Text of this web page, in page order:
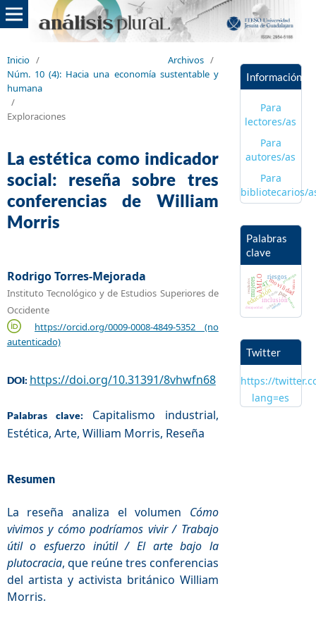
Inicio / Archivos /
Núm. 10 (4): Hacia una economía sustentable y
humana
/
Exploraciones
La estética como indicador
social: reseña sobre tres
conferencias de William
Morris
Rodrigo Torres-Mejorada
Instituto Tecnológico y de Estudios Superiores de
Occidente
https://orcid.org/0009-0008-4849-5352 (no
autenticado)
DOI: https://doi.org/10.31391/8vhwfn68
Palabras clave: Capitalismo industrial,
Estética, Arte, William Morris, Reseña
Resumen
La reseña analiza el volumen Cómo
vivimos y cómo podríamos vivir / Trabajo
útil o esfuerzo inútil / El arte bajo la
plutocracia, que reúne tres conferencias
del artista y activista británico William
Morris.
Información
Para
lectores/as
Para
autores/as
Para
bibliotecarios/
Palabras
clave
educacióninclusión
movilidad
mujeres riesgos
AMLO4T
paz
semefo
protección
trabajo
lactancia
cultura
México
discapacidad
cuerpo
resultados
Twitter
https://
lang=es